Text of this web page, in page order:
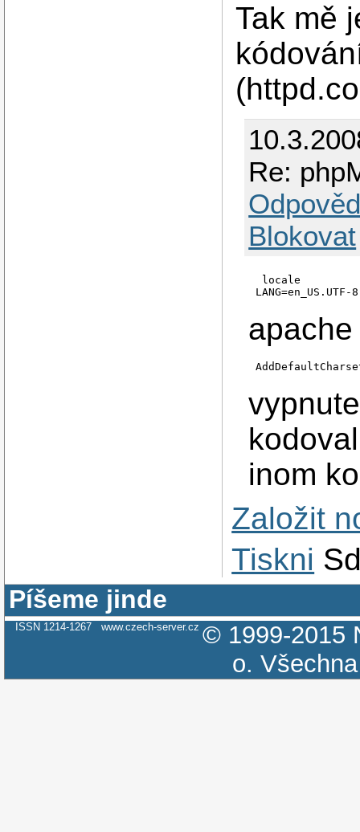
Tak mě
Re:
Blokovat
locale
apache
inom
Založit
Tiskni
Píšeme jinde
ISSN 1214-1267 www.czech-server.cz © 1999-2015
o.